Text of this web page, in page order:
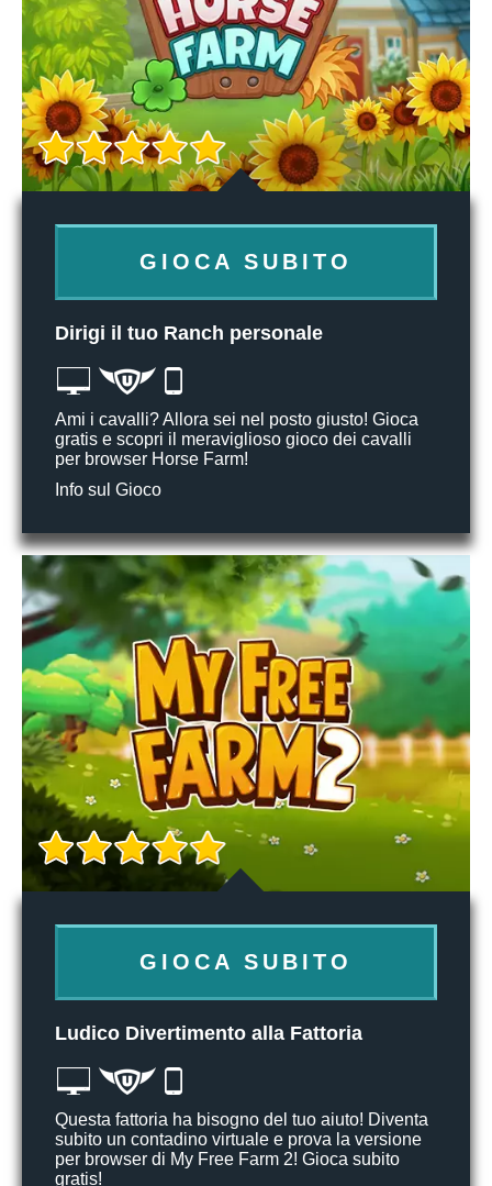
GIOCA SUBITO
Dirigi il tuo Ranch personale
Ami i cavalli? Allora sei nel posto giusto! Gioca
gratis e scopri il meraviglioso gioco dei cavalli
per browser Horse Farm!
Info sul Gioco
GIOCA SUBITO
Ludico Divertimento alla Fattoria
Questa fattoria ha bisogno del tuo aiuto! Diventa
subito un contadino virtuale e prova la versione
per browser di My Free Farm 2! Gioca subito
gratis!